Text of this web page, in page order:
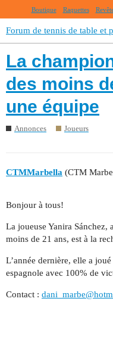
Boutique Raquettes
Forum de tennis de table et
La
des moins
une équipe
Annonces Joueurs
CTMMarbella (CTM
Bonjour à tous!
La joueuse Yanira Sánchez,
moins de 21 ans, est à la
L’année dernière, elle a
espagnole avec 100% de
Contact :